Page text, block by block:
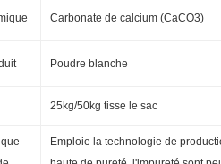
Carbonate de calcium (CaCO3)
Poudre blanche
25kg/50kg tisse le sac
Emploie la technologie de